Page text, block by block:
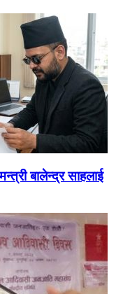
बालेन्द्र साहलाई